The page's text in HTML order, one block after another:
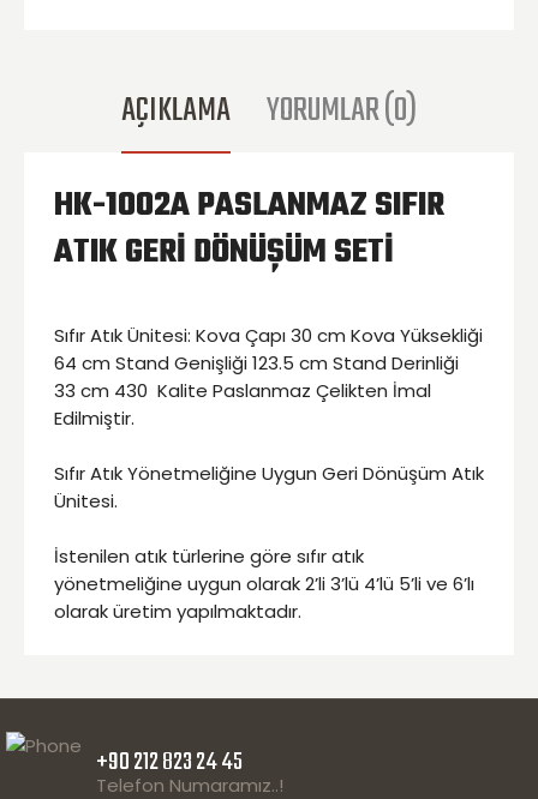
AÇIKLAMA
YORUMLAR (0)
HK-1002A PASLANMAZ SIFIR
ATIK GERİ DÖNÜŞÜM SETİ
Sıfır Atık Ünitesi: Kova Çapı 30 cm Kova Yüksekliği
64 cm Stand Genişliği 123.5 cm Stand Derinliği
33 cm 430 Kalite Paslanmaz Çelikten İmal
Edilmiştir.
Sıfır Atık Yönetmeliğine Uygun Geri Dönüşüm Atık
Ünitesi.
İstenilen atık türlerine göre sıfır atık
yönetmeliğine uygun olarak 2’li 3’lü 4’lü 5’li ve 6’lı
olarak üretim yapılmaktadır.
+90 212 823 24 45
Telefon Numaramız..!